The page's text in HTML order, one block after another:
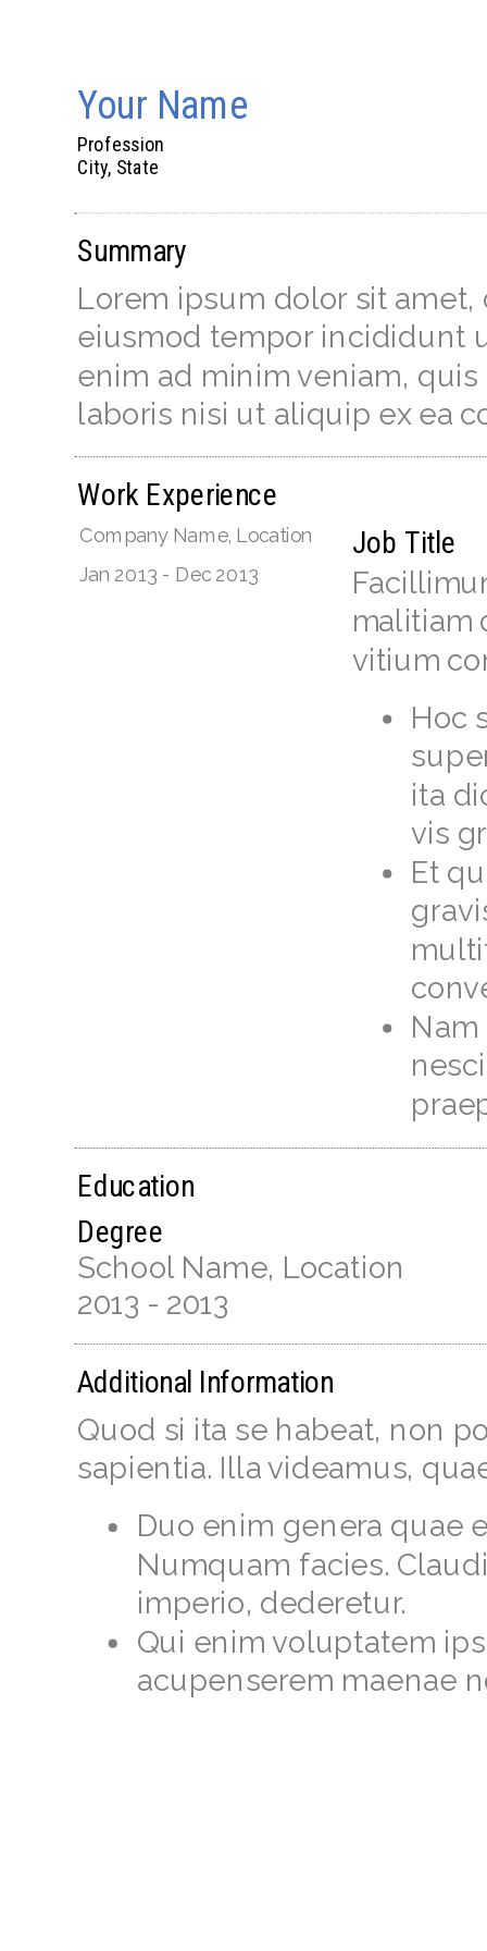
Your Name
Profession
City, State
Summary
Lorem ipsum dolor sit
eiusmod tempor incididunt
enim ad minim veniam,
laboris nisi ut aliquip ex ea
Work Experience
Company Name, Location Job Title
Jan 2013 - Dec 2013
malitiam
vitium
Hoc
ita
vis
Et
Education
Degree
School Name, Location
2013 - 2013
Additional Information
Quod si ita se habeat, non
sapientia. Illa videamus,
Duo enim genera quae
Numquam facies.
imperio, dederetur.
Qui enim voluptatem
acupenserem maenae